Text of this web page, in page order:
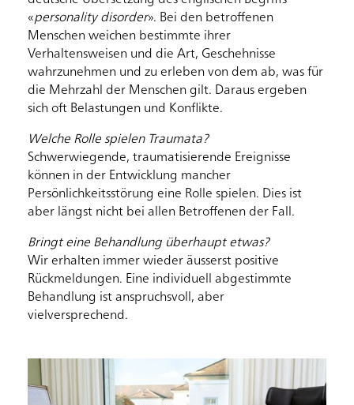
«personality disorder». Bei den betroffenen
Menschen weichen bestimmte ihrer
Verhaltensweisen und die Art, Geschehnisse
wahrzunehmen und zu erleben von dem ab, was für
die Mehrzahl der Menschen gilt. Daraus ergeben
sich oft Belastungen und Konflikte.
Welche Rolle spielen Traumata?
Schwerwiegende, traumatisierende Ereignisse
können in der Entwicklung mancher
Persönlichkeitsstörung eine Rolle spielen. Dies ist
aber längst nicht bei allen Betroffenen der Fall.
Bringt eine Behandlung überhaupt etwas?
Wir erhalten immer wieder äusserst positive
Rückmeldungen. Eine individuell abgestimmte
Behandlung ist anspruchsvoll, aber
vielversprechend.